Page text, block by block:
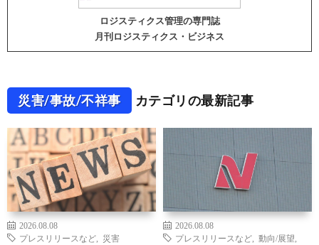
ロジスティクス管理の専門誌
月刊ロジスティクス・ビジネス
災害/事故/不祥事 カテゴリの最新記事
2026.08.08
プレスリリースなど
災害
2026.08.08
プレスリリースなど
動向/展望